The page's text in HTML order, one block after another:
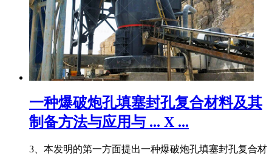
一种爆破炮孔填塞封孔复合材料及其
制备方法与应用与 ... X ...
3、本发明的第一方面提出一种爆破炮孔填塞封孔复合材